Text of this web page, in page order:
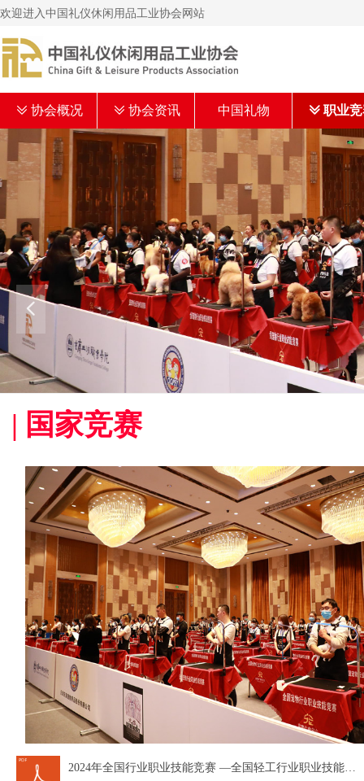
欢迎进入中国礼仪休闲用品工业协会网站
ꅂ 协会概况 ꅂ 协会资讯 中国礼物 ꅂ 职业
넳
| 国家竞赛
2024年全国行业职业技能竞赛 —全国轻工行业职业技能竞赛广告设计师赛项.pdf